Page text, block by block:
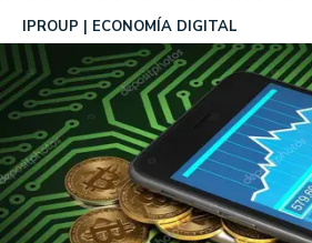
IPROUP ECONOMÍA DIGITAL